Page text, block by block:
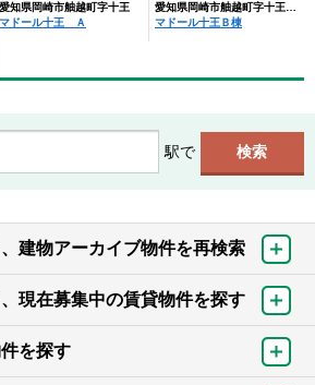
愛知県岡崎市舳越町字十王
マドール十王 Ａ
マドール十王Ｂ棟
駅で
建物アーカイブ物件を再検索
現在募集中の賃貸物件を探す
を探す